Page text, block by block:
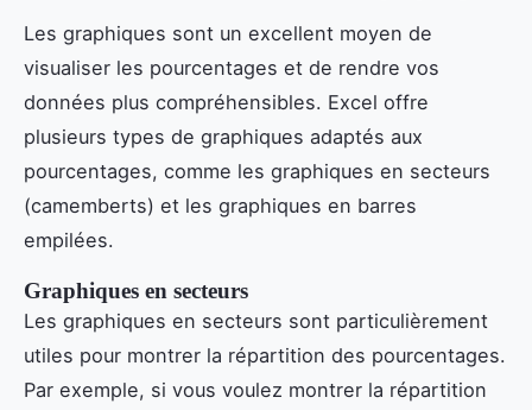
Les graphiques sont un excellent moyen de
visualiser les pourcentages et de rendre vos
données plus compréhensibles. Excel offre
plusieurs types de graphiques adaptés aux
pourcentages, comme les graphiques en secteurs
(camemberts) et les graphiques en barres
empilées.
Graphiques en secteurs
Les graphiques en secteurs sont particulièrement
utiles pour montrer la répartition des pourcentages.
Par exemple, si vous voulez montrer la répartition